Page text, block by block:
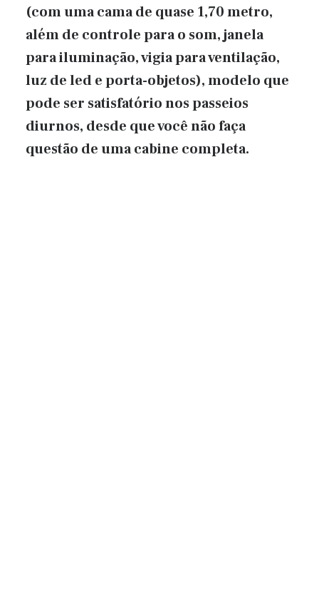
(com uma cama de quase 1,70 metro,
além de controle para o som, janela
para iluminação, vigia para ventilação,
luz de led e porta-objetos), modelo que
pode ser satisfatório nos passeios
diurnos, desde que você não faça
questão de uma cabine completa.